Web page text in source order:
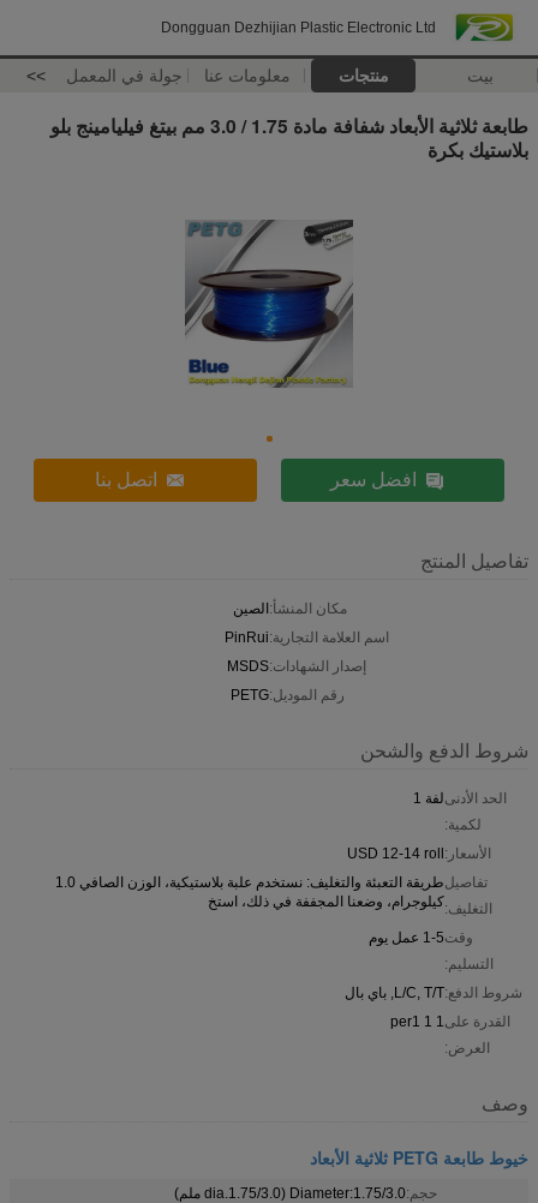
Dongguan Dezhijian Plastic Electronic Ltd
بيت منتجات معلومات عنا جولة في المعمل >>
طابعة ثلاثية الأبعاد شفافة مادة 1.75 / 3.0 مم بيتغ فيليامينج بلو
بلاستيك بكرة
افضل سعر اتصل بنا
تفاصيل المنتج
مكان المنشأ:الصين
اسم العلامة التجارية:PinRui
إصدار الشهادات:MSDS
رقم الموديل:PETG
شروط الدفع والشحن
الحد الأدنى
لكمية:
لفة 1
الأسعار:USD 12-14 roll
تفاصيل
التغليف:
طريقة التعبئة والتغليف: نستخدم علبة بلاستيكية، الوزن الصافي 1.0
كيلوجرام، وضعنا المجففة في ذلك، استخ
وقت
التسليم:
1-5 عمل يوم
شروط الدفع:L/C, T/T, باي بال
القدرة على
العرض:
1 1 per1
وصف
خيوط طابعة PETG ثلاثية الأبعاد
حجم:Diameter:1.75/3.0 (dia.1.75/3.0 ملم)